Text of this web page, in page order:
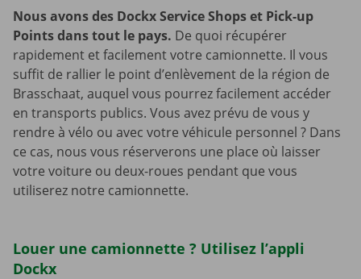
Nous avons des Dockx Service Shops et Pick-up
Points dans tout le pays. De quoi récupérer
rapidement et facilement votre camionnette. Il vous
suffit de rallier le point d’enlèvement de la région de
Brasschaat, auquel vous pourrez facilement accéder
en transports publics. Vous avez prévu de vous y
rendre à vélo ou avec votre véhicule personnel ? Dans
ce cas, nous vous réserverons une place où laisser
votre voiture ou deux-roues pendant que vous
utiliserez notre camionnette.
Louer une camionnette ? Utilisez l’appli
Dockx